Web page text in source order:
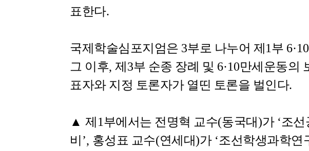
표한다.
국제학술심포지엄은 3부로 나누어 제 1부 6·10
그 이후, 제 3부 순종 장례 및 6·10만세운동의
표자와 지정 토론자가 열띤 토론을 벌인다.
▲ 제 1부에서는 전명혁 교수(동국대)가 ‘조선
비 ’, 홍성표 교수(연세대)가 ‘조선학생과학연